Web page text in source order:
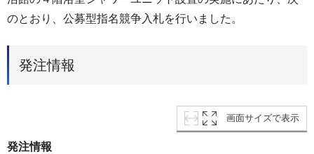
のとおり、公募型指名競争入札を行いました。
発注情報
画面サイズで表示
発注情報